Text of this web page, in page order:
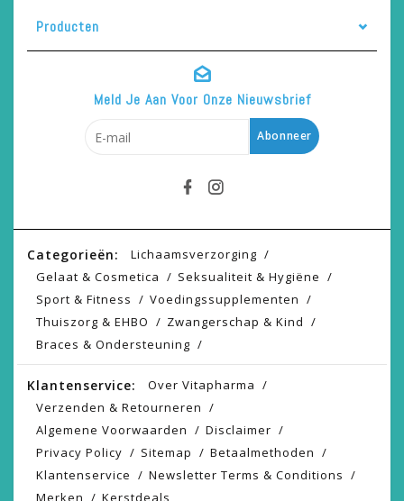
Producten
Meld Je Aan Voor Onze Nieuwsbrief
Abonneer
Categorieën:
Lichaamsverzorging
Gelaat & Cosmetica
Seksualiteit & Hygiëne
Sport & Fitness
Voedingssupplementen
Thuiszorg & EHBO
Zwangerschap & Kind
Braces & Ondersteuning
Klantenservice:
Over Vitapharma
Verzenden & Retourneren
Algemene Voorwaarden
Disclaimer
Privacy Policy
Sitemap
Betaalmethoden
Klantenservice
Newsletter Terms & Conditions
Merken
Kerstdeals